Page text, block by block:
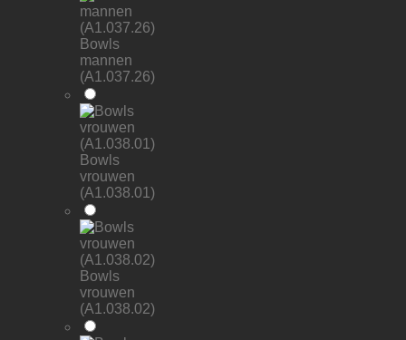
Bowls
mannen
(A1.037.26)
Bowls
vrouwen
(A1.038.01)
Bowls
vrouwen
(A1.038.02)